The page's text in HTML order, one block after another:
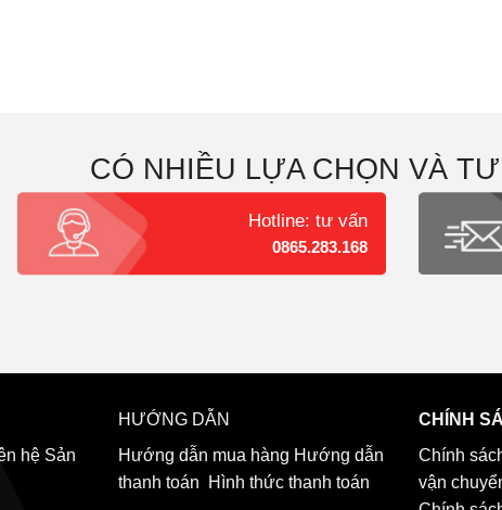
CÓ NHIỀU LỰA CHỌN VÀ
Hotline: tư vấn
0865.283.168
hệ Sản
HƯỚNG DẪN
Hướng dẫn mua hàng Hướng dẫn
thanh toán
Hình thức thanh toán
CHÍNH
Chính
vận